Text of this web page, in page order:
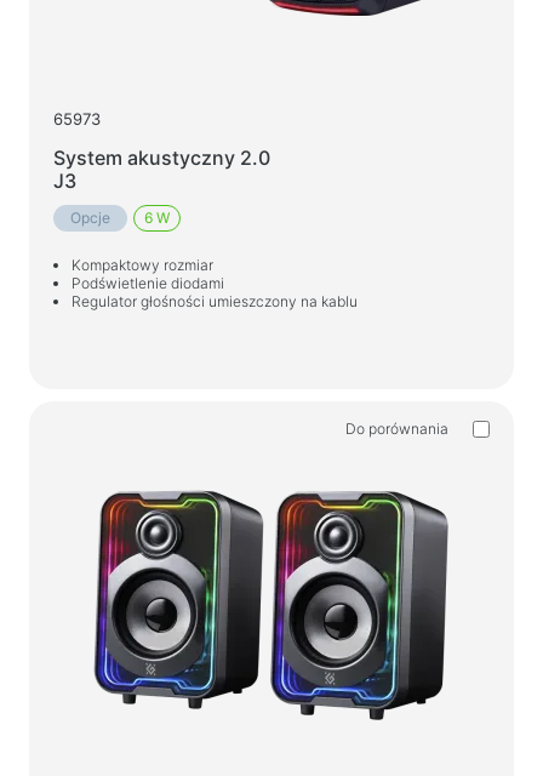
65973
System akustyczny 2.0
J3
Opcje 6 W
Kompaktowy rozmiar
Podświetlenie diodami
Regulator głośności umieszczony na kablu
Do porównania